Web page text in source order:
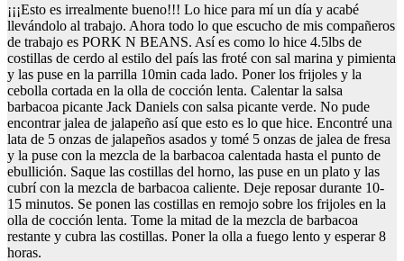
¡¡¡Esto es irrealmente bueno!!! Lo hice para mí un día y acabé
llevándolo al trabajo. Ahora todo lo que escucho de mis compañeros
de trabajo es PORK N BEANS. Así es como lo hice 4.5lbs de
costillas de cerdo al estilo del país las froté con sal marina y pimienta
y las puse en la parrilla 10min cada lado. Poner los frijoles y la
cebolla cortada en la olla de cocción lenta. Calentar la salsa
barbacoa picante Jack Daniels con salsa picante verde. No pude
encontrar jalea de jalapeño así que esto es lo que hice. Encontré una
lata de 5 onzas de jalapeños asados y tomé 5 onzas de jalea de fresa
y la puse con la mezcla de la barbacoa calentada hasta el punto de
ebullición. Saque las costillas del horno, las puse en un plato y las
cubrí con la mezcla de barbacoa caliente. Deje reposar durante 10-
15 minutos. Se ponen las costillas en remojo sobre los frijoles en la
olla de cocción lenta. Tome la mitad de la mezcla de barbacoa
restante y cubra las costillas. Poner la olla a fuego lento y esperar 8
horas.